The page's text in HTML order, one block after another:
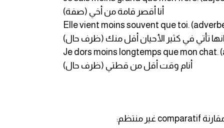
أنا أقصر قامة من أخي (صفة)
Elle vient moins souvent que toi.
تأتي في كثير الأحيان أقل منك (ظرف حال)
Je dors moins longtemps que mon chat.
أنام وقت أقل من قطتي (ظرف حال)